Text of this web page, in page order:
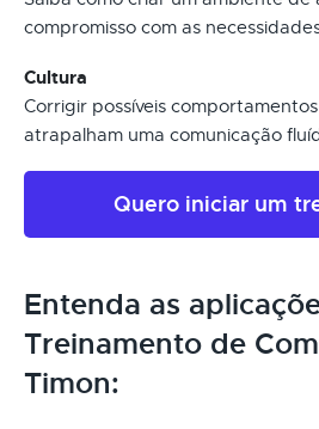
compromisso com as
Cultura
Corrigir possíveis
atrapalham uma comunicação
Quero iniciar um
Entenda as
Treinamento de
Timon: